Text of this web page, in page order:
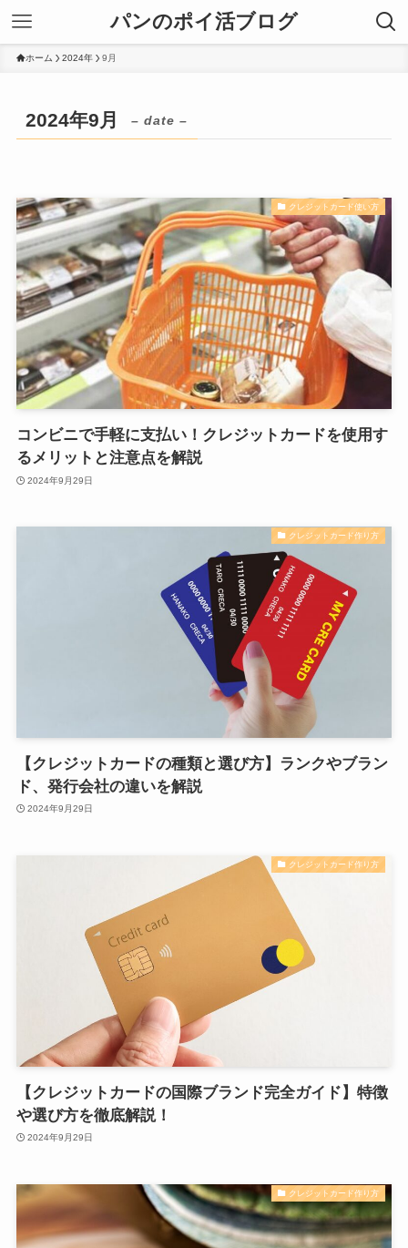
パンのポイ活ブログ
ホーム 2024年 9月
2024年9月 – date –
クレジットカード使い方
コンビニで手軽に支払い！クレジットカードを使用す
るメリットと注意点を解説
2024年9月29日
クレジットカード作り方
【クレジットカードの種類と選び方】ランクやブラン
ド、発行会社の違いを解説
2024年9月29日
クレジットカード作り方
【クレジットカードの国際ブランド完全ガイド】特徴
や選び方を徹底解説！
2024年9月29日
クレジットカード作り方